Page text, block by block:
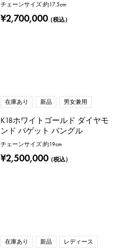
チェーンサイズ:約17.5cm
¥2,700,000（税込）
在庫あり 新品 男女兼用
K18ホワイトゴールド ダイヤモ
ンド バゲット バングル
チェーンサイズ:約19cm
¥2,500,000（税込）
在庫あり 新品 レディース